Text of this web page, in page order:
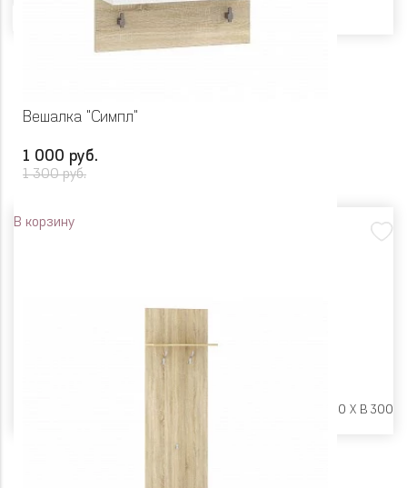
Вешалка "Симпл"
1 000 руб.
1 300 руб.
В корзину
Ш 550 X Г 200 X В 300